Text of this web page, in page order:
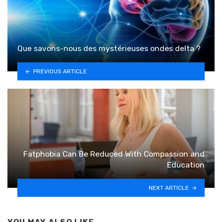
Que savons-nous des mystérieuses ondes delta ?
PREVIOUS ARTICLE
Fatphobia Can Be Reduced With Compassion and
Education
NEXT ARTICLE